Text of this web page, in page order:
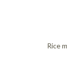
Rice